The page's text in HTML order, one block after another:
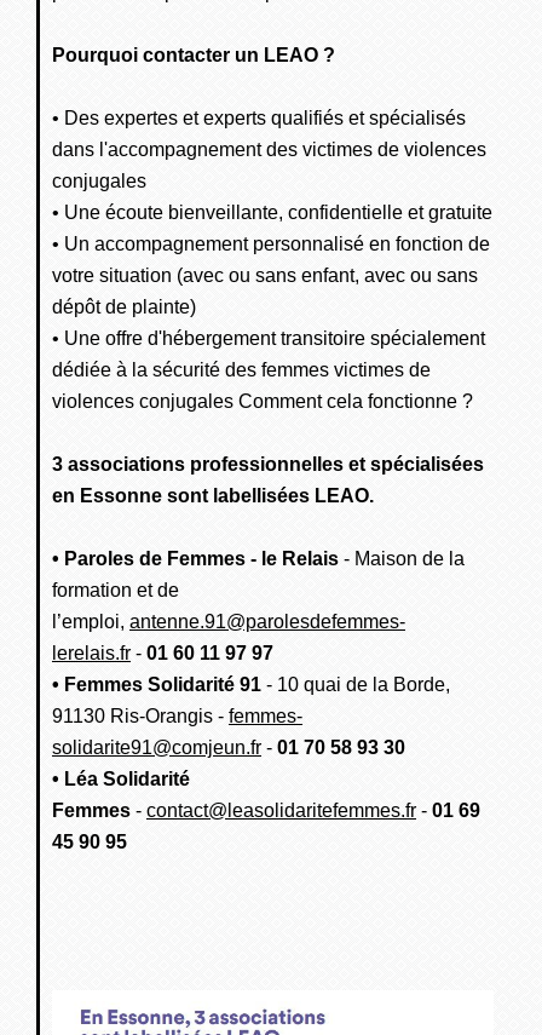
Pourquoi contacter un LEAO ?
• Des expertes et experts qualifiés et spécialisés
dans l'accompagnement des victimes de violences
conjugales
• Une écoute bienveillante, confidentielle et gratuite
• Un accompagnement personnalisé en fonction de
votre situation (avec ou sans enfant, avec ou sans
dépôt de plainte)
• Une offre d'hébergement transitoire spécialement
dédiée à la sécurité des femmes victimes de
violences conjugales Comment cela fonctionne ?
3 associations professionnelles et spécialisées
en Essonne sont labellisées LEAO.
• Paroles de Femmes - le Relais - Maison de la
formation et de
l’emploi, antenne.91@parolesdefemmes-
lerelais.fr- 01 60 11 97 97
• Femmes Solidarité 91 - 10 quai de la Borde,
91130 Ris-Orangis - femmes-
solidarite91@comjeun.fr - 01 70 58 93 30
• Léa Solidarité
Femmes - contact@leasolidaritefemmes.fr- 01 69
45 90 95